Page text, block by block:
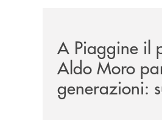
A Piaggine il
Aldo Moro
generazioni:
l’iniziativa